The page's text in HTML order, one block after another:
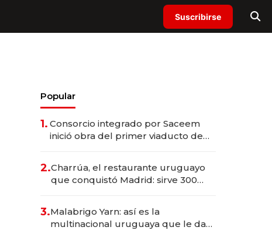
Suscribirse
Popular
1. Consorcio integrado por Saceem
inició obra del primer viaducto de
millones
2.Charrúa, el restaurante uruguayo
que conquistó Madrid: sirve 300
prepara apertura
3.Malabrigo Yarn: así es la
multinacional uruguaya que le da